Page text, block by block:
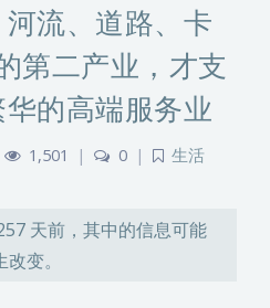
流、道路、卡
第二产业，才支
的高端服务业
1,501 | 0 | 生活
天前，其中的信息可能
变。